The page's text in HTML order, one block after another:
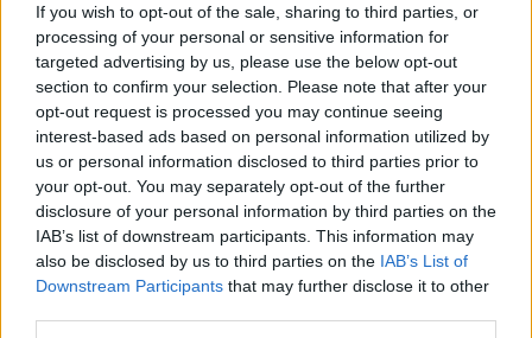
If you wish to opt-out of the sale, sharing to third parties, or
processing of your personal or sensitive information for
targeted advertising by us, please use the below opt-out
section to confirm your selection. Please note that after your
opt-out request is processed you may continue seeing
interest-based ads based on personal information utilized by
us or personal information disclosed to third parties prior to
your opt-out. You may separately opt-out of the further
disclosure of your personal information by third parties on the
IAB’s list of downstream participants. This information may
also be disclosed by us to third parties on the IAB’s List of
Downstream Participants that may further disclose it to other